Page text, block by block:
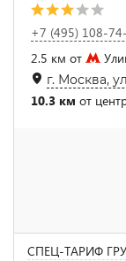
+7 (495) 108-
2.5 км от
г. Москва,
10.3 км от
СПЕЦ-ТАРИФ